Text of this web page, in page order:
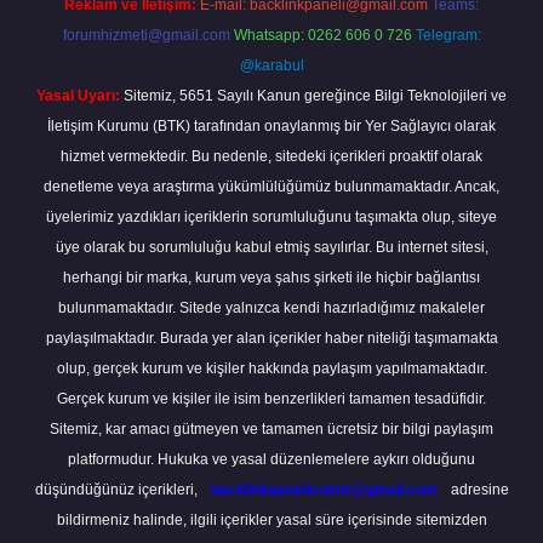
Reklam ve İletişim: E-mail: backlinkpaneli@gmail.com Teams:
forumhizmeti@gmail.com Whatsapp: 0262 606 0 726 Telegram:
@karabul
Yasal Uyarı: Sitemiz, 5651 Sayılı Kanun gereğince Bilgi Teknolojileri ve
İletişim Kurumu (BTK) tarafından onaylanmış bir Yer Sağlayıcı olarak
hizmet vermektedir. Bu nedenle, sitedeki içerikleri proaktif olarak
denetleme veya araştırma yükümlülüğümüz bulunmamaktadır. Ancak,
üyelerimiz yazdıkları içeriklerin sorumluluğunu taşımakta olup, siteye
üye olarak bu sorumluluğu kabul etmiş sayılırlar. Bu internet sitesi,
herhangi bir marka, kurum veya şahıs şirketi ile hiçbir bağlantısı
bulunmamaktadır. Sitede yalnızca kendi hazırladığımız makaleler
paylaşılmaktadır. Burada yer alan içerikler haber niteliği taşımamakta
olup, gerçek kurum ve kişiler hakkında paylaşım yapılmamaktadır.
Gerçek kurum ve kişiler ile isim benzerlikleri tamamen tesadüfidir.
Sitemiz, kar amacı gütmeyen ve tamamen ücretsiz bir bilgi paylaşım
platformudur. Hukuka ve yasal düzenlemelere aykırı olduğunu
düşündüğünüz içerikleri,
backlinkpanelicomtr@gmail.com
adresine
bildirmeniz halinde, ilgili içerikler yasal süre içerisinde sitemizden